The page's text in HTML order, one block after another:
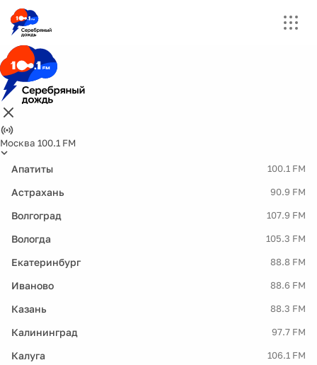
Москва 100.1 FM
Апатиты 100.1 FM
Астрахань 90.9 FM
Волгоград 107.9 FM
Вологда 105.3 FM
Екатеринбург 88.8 FM
Иваново 88.6 FM
Казань 88.3 FM
Калининград 97.7 FM
Калуга 106.1 FM